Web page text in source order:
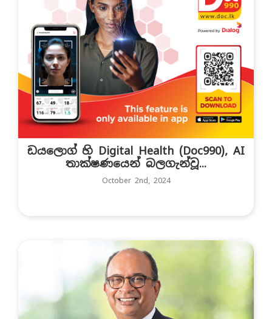
ඩයලොග් හි Digital Health (Doc990), AI
තාක්ෂණයෙන් බලගැන්වූ...
October 2nd, 2024